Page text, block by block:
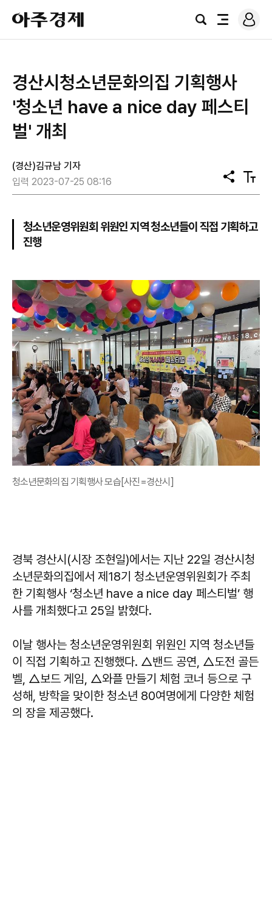
아
주
경
검
전
로
그
경산시청소년문화의집 기획행사
'청소년 have a nice day 페스티
벌' 개최
(경산)김규남 기자
입력 2023-07-25 08:16
공
유
텍
스
기
청소년운영위원회 위원인 지역 청소년들이 직접 기획하고
진행
청소년문화의집 기획행사 모습[사진=경산시]
경북 경산시(시장 조현일)에서는 지난 22일 경산시청
소년문화의집에서 제18기 청소년운영위원회가 주최
한 기획행사 ‘청소년 have a nice day 페스티벌’ 행
사를 개최했다고 25일 밝혔다.
이날 행사는 청소년운영위원회 위원인 지역 청소년들
이 직접 기획하고 진행했다. △밴드 공연, △도전 골든
벨, △보드 게임, △와플 만들기 체험 코너 등으로 구
성해, 방학을 맞이한 청소년 80여명에게 다양한 체험
의 장을 제공했다.